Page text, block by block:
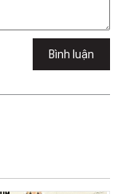
Bình luận